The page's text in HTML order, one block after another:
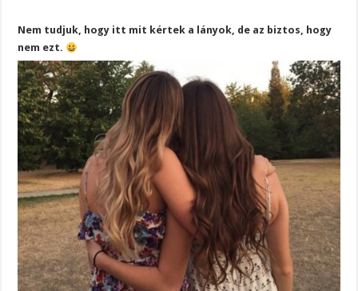
Nem tudjuk, hogy itt mit kértek a lányok, de az biztos, hogy
nem ezt.